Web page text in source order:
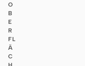
O
B
E
R
FL
Ä
C